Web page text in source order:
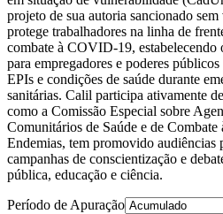
projeto de sua autoria sancionado sem
protege trabalhadores na linha de
combate à COVID-19, estabelecendo
para empregadores e poderes
EPIs e condições de saúde durante
sanitárias. Calil participa ativamente
como a Comissão Especial sobre
Comunitários de Saúde e de Combate
Endemias, tem promovido audiências
campanhas de conscientização e
pública, educação e ciência.
Período de Apuração